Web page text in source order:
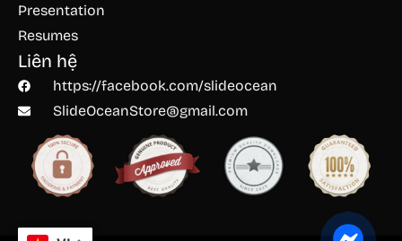
Presentation
Resumes
Liên hệ
https://facebook.com/slideocean
SlideOceanStore@gmail.com